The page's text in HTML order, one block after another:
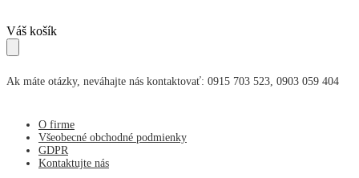
Skip
to
navigation
Skip
to
content
Váš košík
Ak máte otázky, neváhajte nás kontaktovať: 0915 703 523, 0903 059 404
O firme
Všeobecné obchodné podmienky
GDPR
Kontaktujte nás